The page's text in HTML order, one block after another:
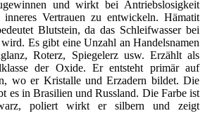
und wirkt bei Antriebslosigkeit
Vertrauen zu entwickeln. Hämatit
Blutstein, da das Schleifwasser bei
Es gibt eine Unzahl an Han­delsnamen
Roterz, Spiegelerz usw. Erzählt als
der Oxide. Er entsteht pri­mär auf
wo er Kristalle und Erzadern bildet. Die
es in Brasilien und Russland. Die Farbe ist
poliert wirkt er silbern und zeigt